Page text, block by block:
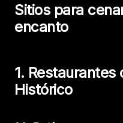
Sitios para
encanto
1. Restaurantes
Histórico